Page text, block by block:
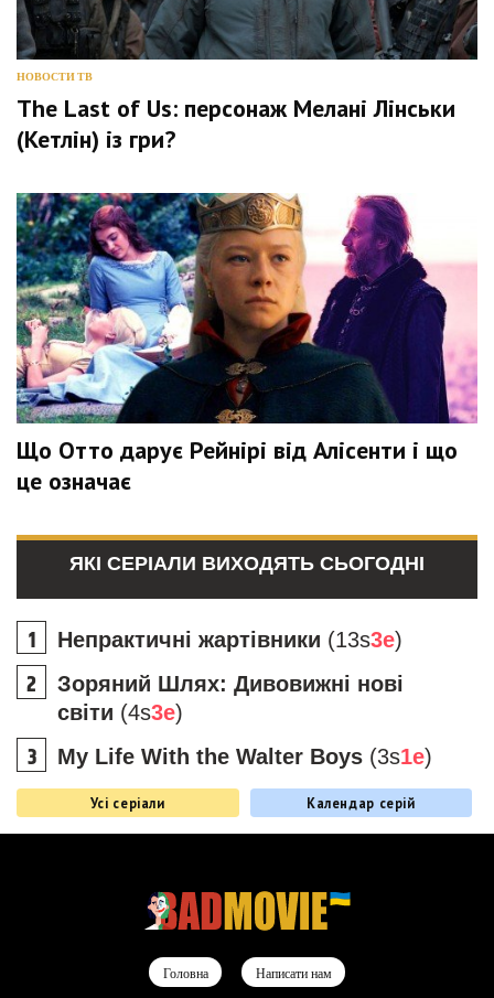
НОВОСТИ ТВ
The Last of Us: персонаж Мелані Лінськи
(Кетлін) із гри?
Що Отто дарує Рейнірі від Алісенти і що
це означає
ЯКІ СЕРІАЛИ ВИХОДЯТЬ СЬОГОДНІ
Непрактичні жартівники (13s3e)
Зоряний Шлях: Дивовижні нові
світи (4s3e)
My Life With the Walter Boys (3s1e)
Усі серіали Календар серій
Головна Написати нам